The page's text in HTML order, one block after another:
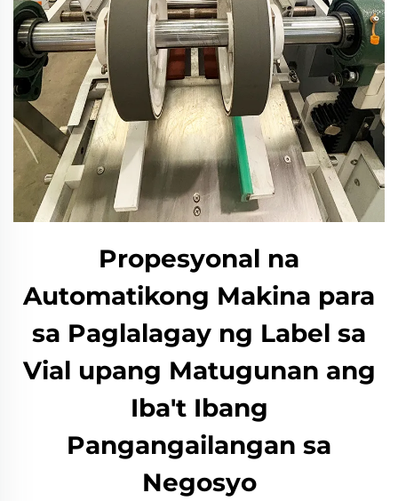
Propesyonal na
Automatikong Makina para
sa Paglalagay ng Label sa
Vial upang Matugunan ang
Iba't Ibang
Pangangailangan sa
Negosyo